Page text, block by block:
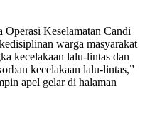
Operasi Keselamatan Candi
warga masyarakat
kecelakaan lalu-lintas dan
kecelakaan lalu-lintas,”
apel gelar di halaman